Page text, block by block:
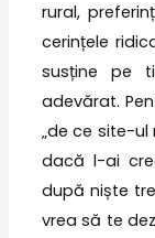
rural,
cerințele
susține pe
adevărat.
„de ce site-ul
dacă l-ai
după niște
vrea să te